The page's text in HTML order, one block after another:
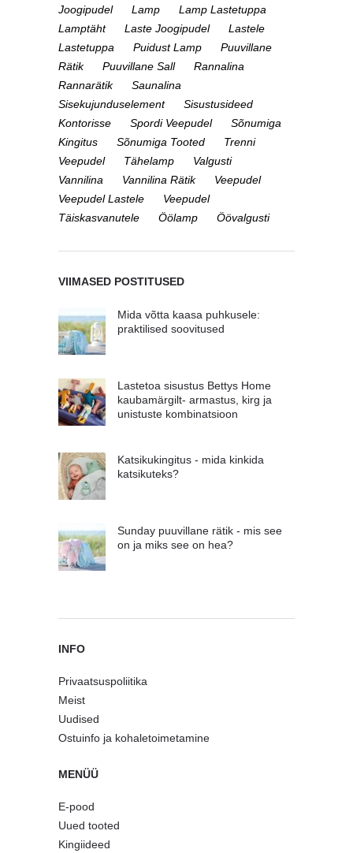
Joogipudel
Lamp
Lamp Lastetuppa
Lamptäht
Laste Joogipudel
Lastele
Lastetuppa
Puidust Lamp
Puuvillane
Rätik
Puuvillane Sall
Rannalina
Rannarätik
Saunalina
Sisekujunduselement
Sisustusideed
Kontorisse
Spordi Veepudel
Sõnumiga
Kingitus
Sõnumiga Tooted
Trenni
Veepudel
Tähelamp
Valgusti
Vannilina
Vannilina Rätik
Veepudel
Veepudel Lastele
Veepudel
Täiskasvanutele
Öölamp Öövalgusti
VIIMASED POSTITUSED
Mida võtta kaasa puhkusele:
praktilised soovitused
Lastetoa sisustus Bettys Home
kaubamärgilt- armastus, kirg ja
unistuste kombinatsioon
Katsikukingitus - mida kinkida
katsikuteks?
Sunday puuvillane rätik - mis see
on ja miks see on hea?
INFO
Privaatsuspoliitika
Meist
Uudised
Ostuinfo ja kohaletoimetamine
MENÜÜ
E-pood
Uued tooted
Kingiideed